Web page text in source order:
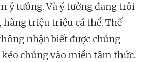
ý tưởng. Và ý tưởng đang trôi
triệu triệu cá thể. Thế
nhận biết được chúng
chúng vào miền tâm thức.